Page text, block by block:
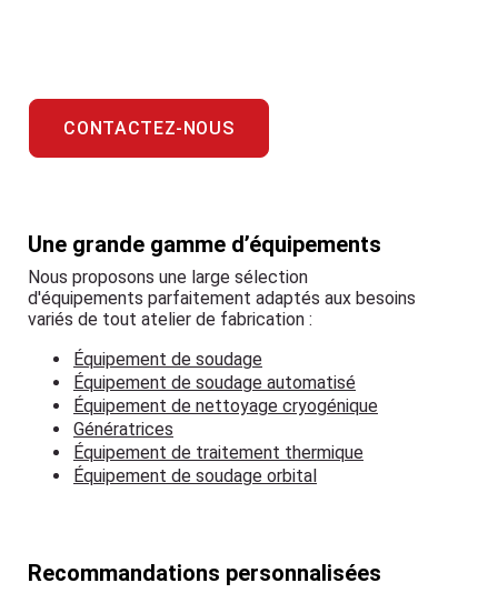
CONTACTEZ-NOUS
Une grande gamme d’équipements
Nous proposons une large sélection
d'équipements parfaitement adaptés aux besoins
variés de tout atelier de fabrication :
Équipement de soudage
Équipement de soudage automatisé
Équipement de nettoyage cryogénique
Génératrices
Équipement de traitement thermique
Équipement de soudage orbital
Recommandations personnalisées